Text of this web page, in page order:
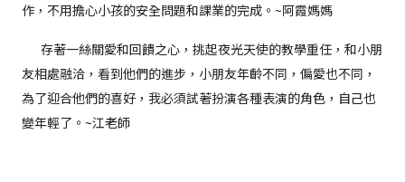
作，不用擔心小孩的安全問題和課業的完成。~阿霞媽媽
存著一絲關愛和回饋之心，挑起夜光天使的教學重任，和小朋
友相處融洽，看到他們的進步，小朋友年齡不同，偏愛也不同，
為了迎合他們的喜好，我必須試著扮演各種表演的角色，自己也
變年輕了。~江老師